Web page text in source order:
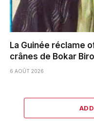
La Guinée réclame
crânes de Bokar
6 AOÛT 2026